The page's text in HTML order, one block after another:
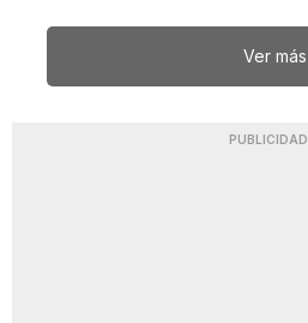
Ver más
PUBLICIDAD